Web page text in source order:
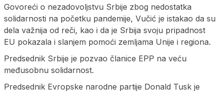
Govoreći o nezadovoljstvu Srbije zbog nedostatka
solidarnosti na početku pandemije, Vučić je istakao da su
dela važnija od reči, kao i da je Srbija svoju pripadnost
EU pokazala i slanjem pomoći zemljama Unije i regiona.
Predsednik Srbije je pozvao članice EPP na veću
međusobnu solidarnost.
Predsednik Evropske narodne partije Donald Tusk je